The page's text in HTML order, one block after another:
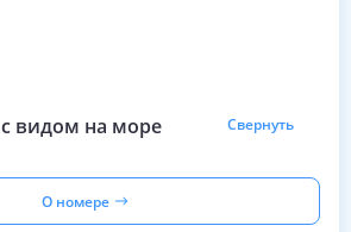
с видом на море
Свернуть
О номере